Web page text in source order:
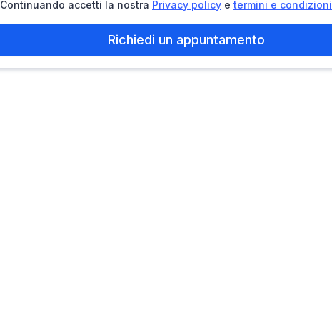
Continuando accetti la nostra Privacy policy e termini e condizioni
Richiedi un appuntamento